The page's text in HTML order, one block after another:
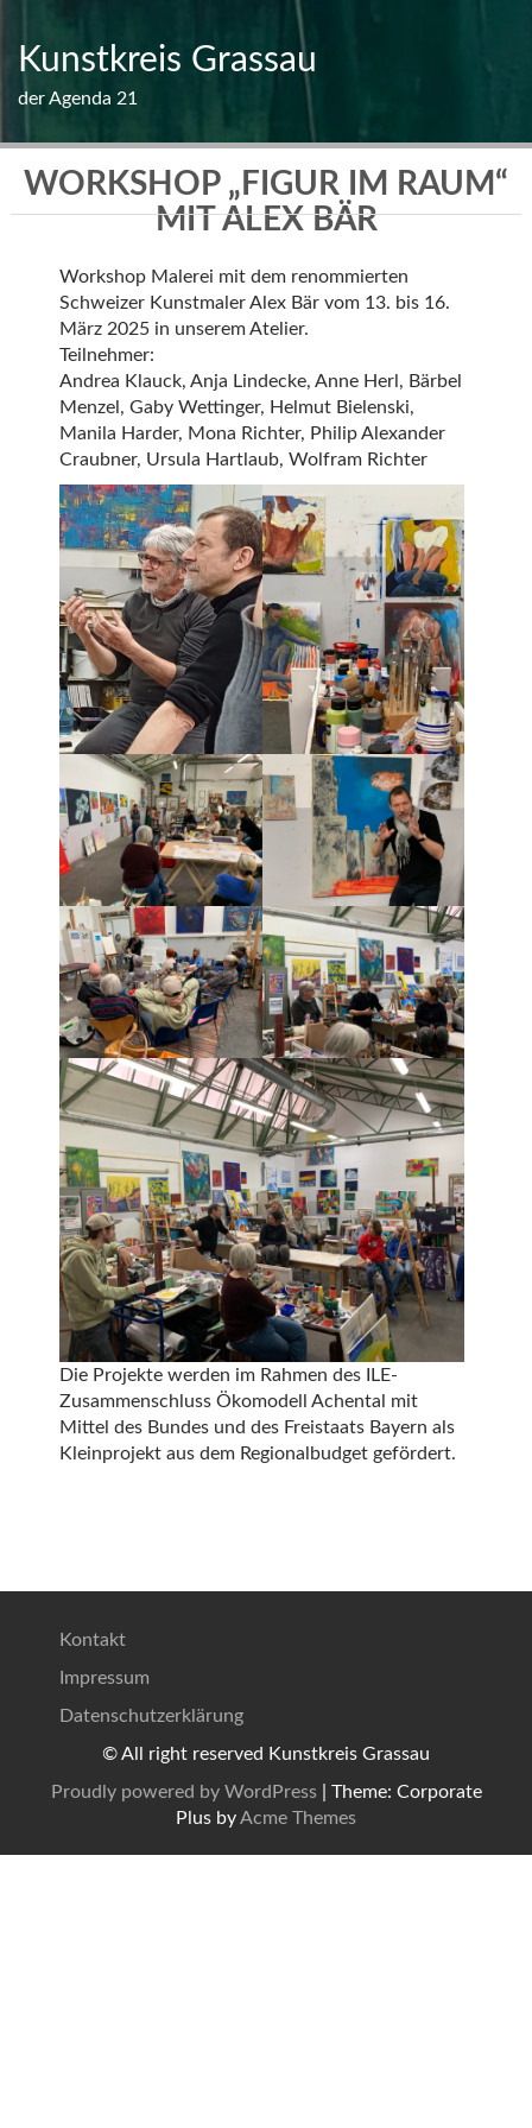
content
Kunstkreis Grassau
der Agenda 21
WORKSHOP „FIGUR IM RAUM“
MIT ALEX BÄR
Workshop Malerei mit dem renommierten
Schweizer Kunstmaler Alex Bär vom 13. bis 16.
März 2025 in unserem Atelier.
Teilnehmer:
Andrea Klauck, Anja Lindecke, Anne Herl, Bärbel
Menzel, Gaby Wettinger, Helmut Bielenski,
Manila Harder, Mona Richter, Philip Alexander
Craubner, Ursula Hartlaub, Wolfram Richter
Die Projekte werden im Rahmen des ILE-
Zusammenschluss Ökomodell Achental mit
Mittel des Bundes und des Freistaats Bayern als
Kleinprojekt aus dem Regionalbudget gefördert.
Kontakt
Impressum
Datenschutzerklärung
© All right reserved Kunstkreis Grassau
Proudly powered by WordPress
Theme: Corporate
Plus byAcme Themes